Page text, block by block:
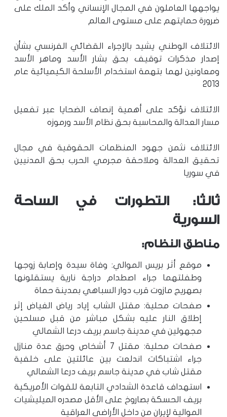
يواجهها العاملون في المجال الإنساني وأكد الملك على
ضرورة حمايتهم على مستوى العالم
الائتلاف الوطني يشيد بالإجراء القضائي الفرنسي بشأن
إصدار مذكرات توقيف بحق بشار الأسد وماهر الأسد
ومعاونين لهما بتهمة استخدام الأسلحة الكيميائية عام
2013
الائتلاف نؤكد على أهمية إنصاف الضحايا عبر تفعيل
مسار العدالة والمحاسبة بحق نظام الأسد ورموزه
الائتلاف نثمن جهود المنظمات الحقوقية في مجال
تحقيق العدالة وملاحقة مجرمي الحرب بحق المدنيين
في سوريا
ثالثا: التطورات في الساحة
السورية
مناطق النظام:
موقع أثر بريس الموالي: وفاة سيدة وإصابة زوجها
وطفلتهما جراء اصطدام دراجة نارية يستقلونها
بصهريج مازوت قرب دوار السباهي بمدينة حماة
صفحات محلية: مقتل الشاب إياد رياض الغياض إثر
إطلاق النار عليه بشكل مباشر من قبل مسلحين
مجهولين في مدينة جاسم بريف درعا الشمالي
صفحات محلية: مقتل 7 أشخاص وحرق عدة منازل
جراء اشتباكات اندلعت بين عائلتين على خلفية
مقتل شاب في مدينة جاسم بريف درعا الشمالي
استهداف قاعدة الشدادي التابعة للقوات الأمريكية
بريف الحسكة بصاروخ على الأقل مصدره الميليشيات
الموالية لإيران من داخل الأراضي العراقية